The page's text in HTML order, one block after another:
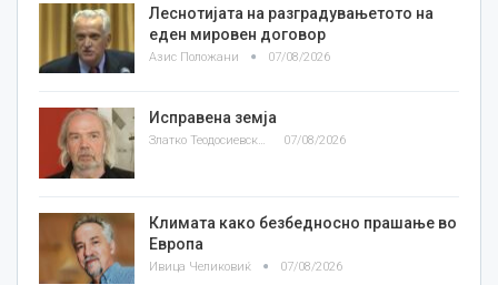
Леснотијата на разградувањетото на
еден мировен договор
Азис Положани 07/08/2026
Исправена земја
Златко Теодосиевски 07/08/2026
Климата како безбедносно прашање во
Европа
Ивица Челиковиќ 07/08/2026